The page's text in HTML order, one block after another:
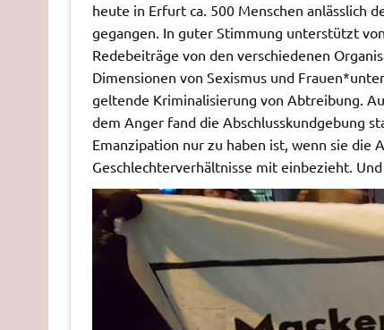
heute in Erfurt ca. 500 Menschen anlässlich
gegangen. In guter Stimmung unterstützt
Redebeiträge von den verschiedenen
Dimensionen von Sexismus und
geltende Kriminalisierung von Abtreibung.
dem Anger fand die Abschlusskundgebung
Emanzipation nur zu haben ist, wenn sie
Geschlechterverhältnisse mit einbezieht.